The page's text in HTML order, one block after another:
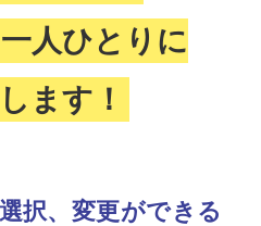
の流れ
費用
ブログ
人ひとりに
ます！
択、変更ができる